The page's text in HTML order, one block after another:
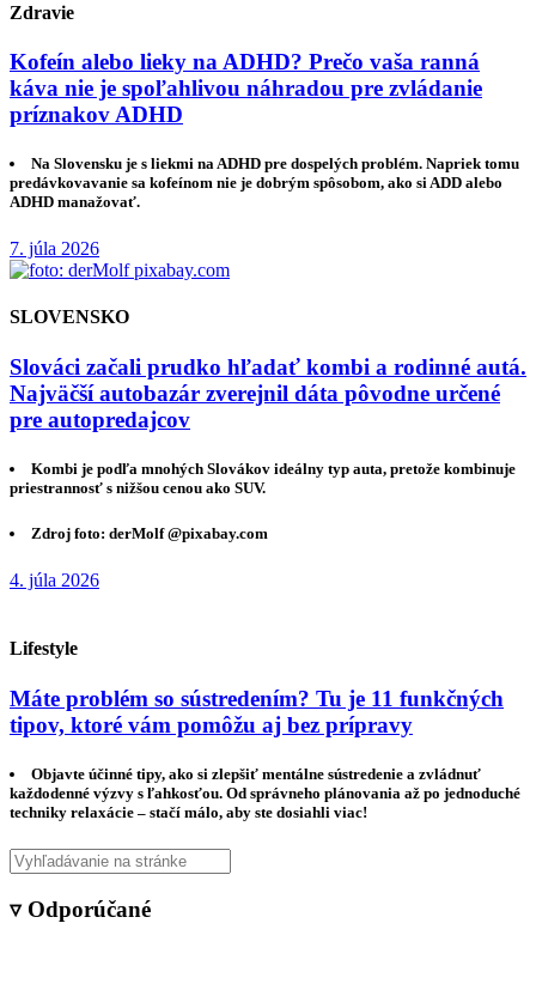
Zdravie
Kofeín alebo lieky na ADHD? Prečo vaša ranná
káva nie je spoľahlivou náhradou pre zvládanie
príznakov ADHD
Na Slovensku je s liekmi na ADHD pre dospelých problém. Napriek tomu
predávkovavanie sa kofeínom nie je dobrým spôsobom, ako si ADD alebo
ADHD manažovať.
7. júla 2026
SLOVENSKO
Slováci začali prudko hľadať kombi a rodinné autá.
Najväčší autobazár zverejnil dáta pôvodne určené
pre autopredajcov
Kombi je podľa mnohých Slovákov ideálny typ auta, pretože kombinuje
priestrannosť s nižšou cenou ako SUV.
Zdroj foto: derMolf @pixabay.com
4. júla 2026
Lifestyle
Máte problém so sústredením? Tu je 11 funkčných
tipov, ktoré vám pomôžu aj bez prípravy
Objavte účinné tipy, ako si zlepšiť mentálne sústredenie a zvládnuť
každodenné výzvy s ľahkosťou. Od správneho plánovania až po jednoduché
techniky relaxácie – stačí málo, aby ste dosiahli viac!
▿ Odporúčané